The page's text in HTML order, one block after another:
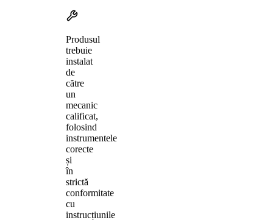
Produsul
trebuie
instalat
de
către
un
mecanic
calificat,
folosind
instrumentele
corecte
și
în
strictă
conformitate
cu
instrucțiunile